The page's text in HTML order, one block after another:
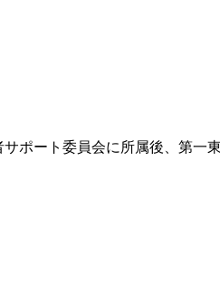
ポート委員会に所属後、第一